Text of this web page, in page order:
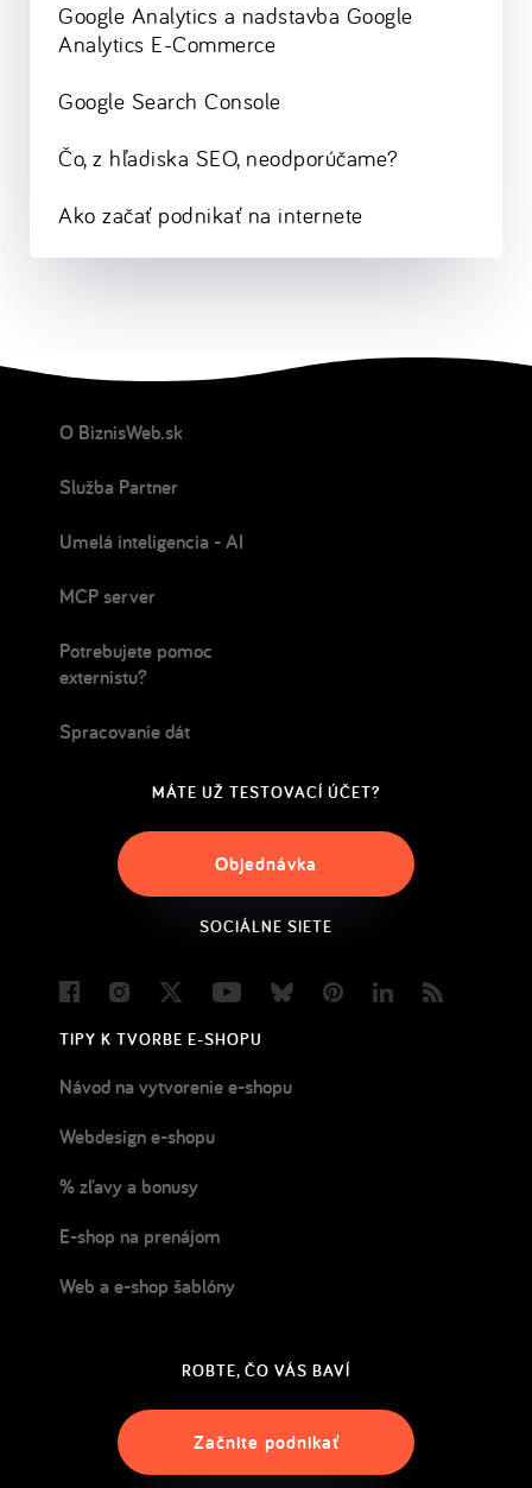
Google Analytics a nadstavba Google
Analytics E-Commerce
Google Search Console
Čo, z hľadiska SEO, neodporúčame?
Ako začať podnikať na internete
O BiznisWeb.sk
Služba Partner
Umelá inteligencia - AI
MCP server
Potrebujete pomoc
externistu?
Spracovanie dát
MÁTE UŽ TESTOVACÍ ÚČET?
Objednávka
SOCIÁLNE SIETE
FacebookInstagram
Twitter YoutubeBlueskyPinterestLinkedIn
TIPY K TVORBE E-SHOPU
Návod na vytvorenie e-shopu
Webdesign e-shopu
% zľavy a bonusy
E-shop na prenájom
Web a e-shop šablóny
ROBTE, ČO VÁS BAVÍ
Začnite podnikať